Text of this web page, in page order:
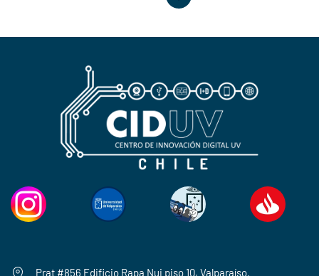
Prat #856 Edificio Rapa Nui piso 10, Valparaíso.